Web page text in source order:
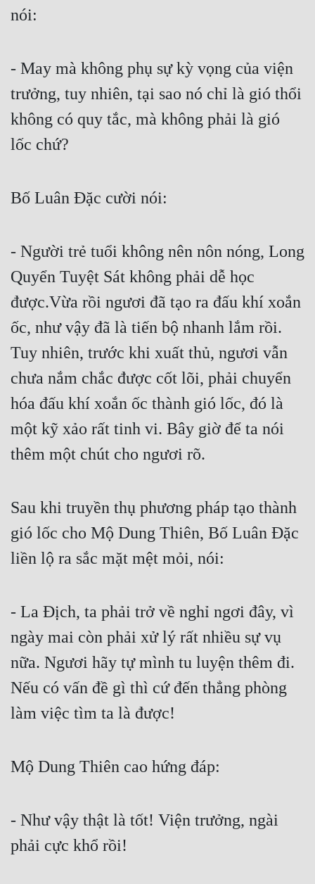
Hệ Thống
Khoa Huyễn
Khoa Huyễn Không Gian
Kỳ Huyễn
Linh Dị
Làm Giàu
Lịch Sử
Mưu Mô
Mạt Thế
Mỹ Thực
Nữ Phụ
Phong Thủy - Tâm Linh
Phương Tây
Quan Trường
Quân Sự
Sảng Văn
Sắc
Trinh Thám
nói:
- May mà không phụ sự kỳ vọng của viện
trưởng, tuy nhiên, tại sao nó chỉ là gió thổi
không có quy tắc, mà không phải là gió
lốc chứ?
Bố Luân Đặc cười nói:
- Người trẻ tuổi không nên nôn nóng, Long
Quyển Tuyệt Sát không phải dễ học
được.Vừa rồi ngươi đã tạo ra đấu khí xoắn
ốc, như vậy đã là tiến bộ nhanh lắm rồi.
Tuy nhiên, trước khi xuất thủ, ngươi vẫn
chưa nắm chắc được cốt lõi, phải chuyển
hóa đấu khí xoắn ốc thành gió lốc, đó là
một kỹ xảo rất tinh vi. Bây giờ để ta nói
thêm một chút cho ngươi rõ.
Sau khi truyền thụ phương pháp tạo thành
gió lốc cho Mộ Dung Thiên, Bố Luân Đặc
liền lộ ra sắc mặt mệt mỏi, nói:
- La Địch, ta phải trở về nghỉ ngơi đây, vì
ngày mai còn phải xử lý rất nhiều sự vụ
nữa. Ngươi hãy tự mình tu luyện thêm đi.
Nếu có vấn đề gì thì cứ đến thẳng phòng
làm việc tìm ta là được!
Mộ Dung Thiên cao hứng đáp:
- Như vậy thật là tốt! Viện trưởng, ngài
phải cực khổ rồi!